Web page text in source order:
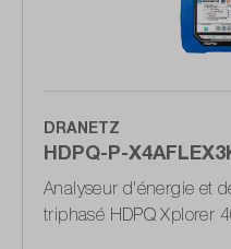
DRANETZ
HDPQ-P-
Analyseur d'énergie et
triphasé HDPQ Xplorer